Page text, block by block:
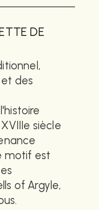
DE
des
siècle
motif est
of Argyle,